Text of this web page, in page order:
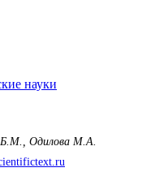
науки
Одилова М.А.